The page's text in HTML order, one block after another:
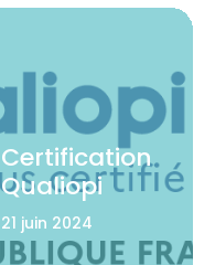
Certification
Qualiopi
21 juin 2024